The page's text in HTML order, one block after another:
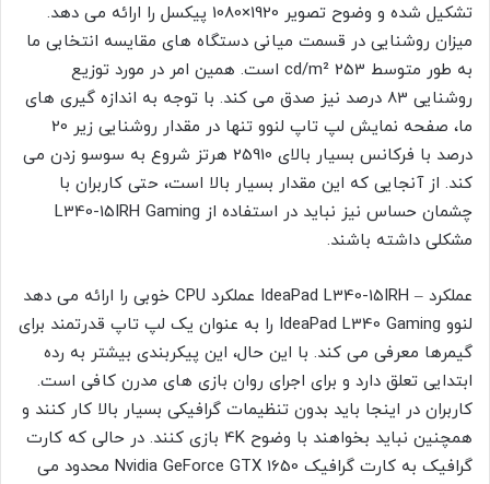
تشکیل شده و وضوح تصویر 1920×1080 پیکسل را ارائه می دهد.
میزان روشنایی در قسمت میانی دستگاه های مقایسه انتخابی ما
به طور متوسط 253 cd/m² است. همین امر در مورد توزیع
روشنایی 83 درصد نیز صدق می کند. با توجه به اندازه گیری های
ما، صفحه نمایش لپ تاپ لنوو تنها در مقدار روشنایی زیر 20
درصد با فرکانس بسیار بالای 25910 هرتز شروع به سوسو زدن می
کند. از آنجایی که این مقدار بسیار بالا است، حتی کاربران با
چشمان حساس نیز نباید در استفاده از L340-15IRH Gaming
مشکلی داشته باشند.
عملکرد – IdeaPad L340-15IRH عملکرد CPU خوبی را ارائه می دهد
لنوو IdeaPad L340 Gaming را به عنوان یک لپ تاپ قدرتمند برای
گیمرها معرفی می کند. با این حال، این پیکربندی بیشتر به رده
ابتدایی تعلق دارد و برای اجرای روان بازی های مدرن کافی است.
کاربران در اینجا باید بدون تنظیمات گرافیکی بسیار بالا کار کنند و
همچنین نباید بخواهند با وضوح 4K بازی کنند. در حالی که کارت
گرافیک به کارت گرافیک Nvidia GeForce GTX 1650 محدود می